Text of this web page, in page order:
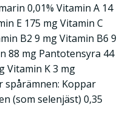
0,01% Vitamin A 14
E 175 mg Vitamin C
B2 9 mg Vitamin B6 9
88 mg Pantotensyra 44
Vitamin K 3 mg
spårämnen: Koppar
(som selenjäst) 0,35